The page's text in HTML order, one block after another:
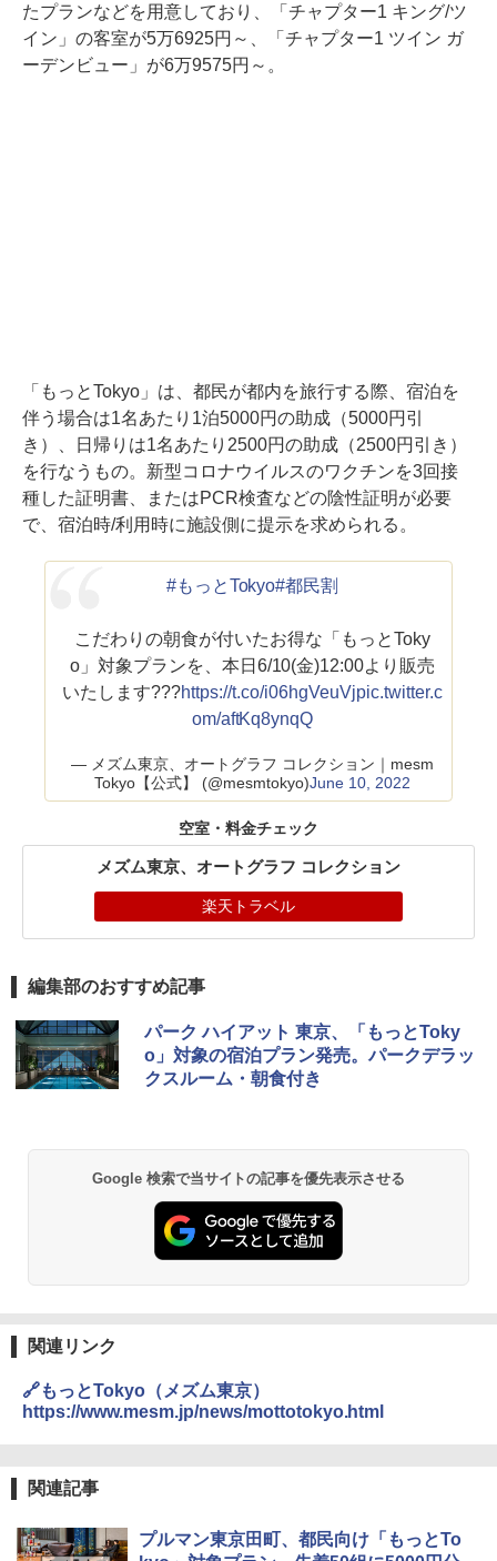
たプランなどを用意しており、「チャプター1 キング/ツ
イン」の客室が5万6925円～、「チャプター1 ツイン ガ
ーデンビュー」が6万9575円～。
「もっとTokyo」は、都民が都内を旅行する際、宿泊を
伴う場合は1名あたり1泊5000円の助成（5000円引
き）、日帰りは1名あたり2500円の助成（2500円引き）
を行なうもの。新型コロナウイルスのワクチンを3回接
種した証明書、またはPCR検査などの陰性証明が必要
で、宿泊時/利用時に施設側に提示を求められる。
#もっとTokyo#都民割
こだわりの朝食が付いたお得な「もっとToky
o」対象プランを、本日6/10(金)12:00より販売
いたします???https://t.co/i06hgVeuVjpic.twitter.c
om/aftKq8ynqQ
— メズム東京、オートグラフ コレクション｜mesm
Tokyo【公式】 (@mesmtokyo)June 10, 2022
空室・料金チェック
メズム東京、オートグラフ コレクション
楽天トラベル
編集部のおすすめ記事
パーク ハイアット 東京、「もっとToky
o」対象の宿泊プラン発売。パークデラッ
クスルーム・朝食付き
Google 検索で当サイトの記事を優先表示させる
関連リンク
🔗もっとTokyo（メズム東京）
https://www.mesm.jp/news/mottotokyo.html
関連記事
プルマン東京田町、都民向け「もっとTo